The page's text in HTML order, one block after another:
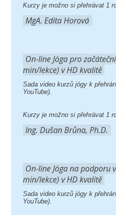
Kurzy je možno si přehrávat 1
MgA. Edita Horová
On-line Jóga pro
min/lekce) v HD kvalitě
Sada video kurzů jógy k
YouTube).
Kurzy je možno si přehrávat 1
Ing. Dušan Brůna, Ph.D.
On-line Jóga na podporu
min/lekce) v HD kvalitě
Sada video kurzů jógy k
YouTube).